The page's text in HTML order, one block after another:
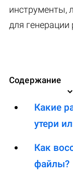
инструменты,
для
Содержание
Какие
утери
Как
файлы?